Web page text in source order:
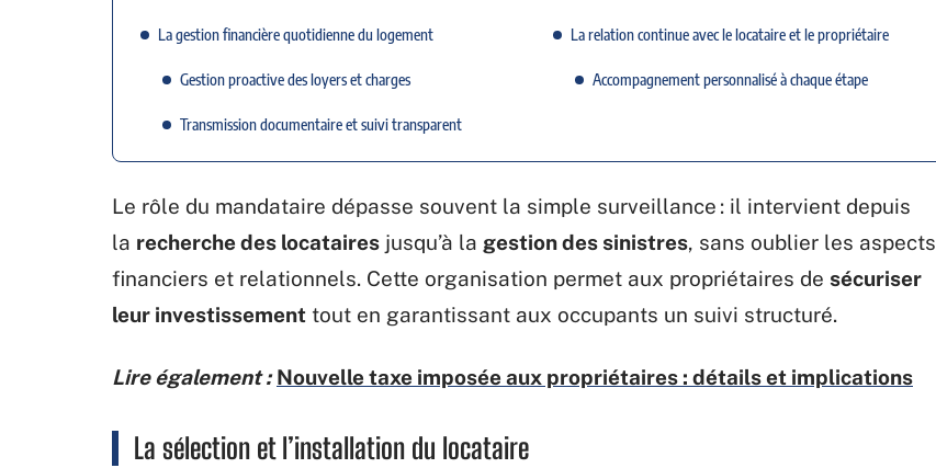
La gestion financière quotidienne du logement
Gestion proactive des loyers et charges
Transmission documentaire et suivi transparent
La relation continue avec le locataire et le propriétaire
Accompagnement personnalisé à chaque étape
Le rôle du mandataire dépasse souvent la simple surveillance : il intervient depuis
la recherche des locataires jusqu’à la gestion des sinistres, sans oublier les aspects
financiers et relationnels. Cette organisation permet aux propriétaires de sécuriser
leur investissement tout en garantissant aux occupants un suivi structuré.
Lire également : Nouvelle taxe imposée aux propriétaires : détails et implications
La sélection et l’installation du locataire